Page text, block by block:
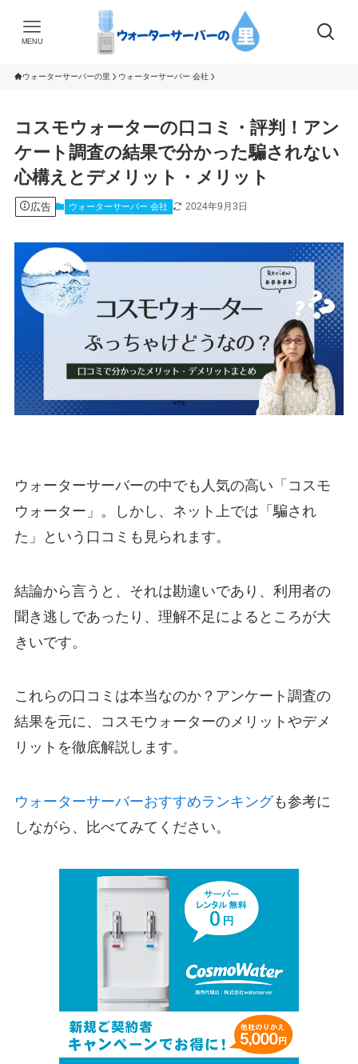
MENU
ウォーターサーバーの里 ウォーターサーバー 会社
コスモウォーターの口コミ・評判！アン
ケート調査の結果で分かった騙されない
心構えとデメリット・メリット
広告 ウォーターサーバー 会社 2024年9月3日
ウォーターサーバーの中でも人気の高い「コスモ
ウォーター」。しかし、ネット上では「騙され
た」という口コミも見られます。
結論から言うと、それは勘違いであり、 利用者の
聞き逃しであったり、理解不足によるところが大
きいです。
これらの口コミは本当なのか？アンケート調査の
結果を元に、コスモウォーターのメリットやデメ
リットを徹底解説します。
ウォーターサーバーおすすめランキングも参考に
しながら、比べてみてください。